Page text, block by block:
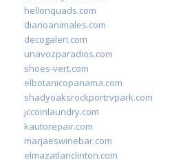
hellonquads.com
diarioanimales.com
decogaleri.com
unavozparadios.com
shoes-vert.com
elbotanicopanama.com
shadyoaksrockportrvpark.com
jccoinlaundry.com
kautorepair.com
marjaeswinebar.com
elmazatlanclinton.com